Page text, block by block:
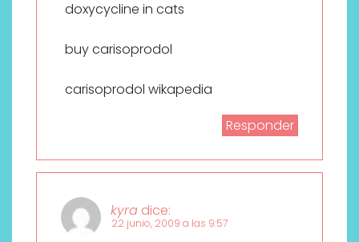
doxycycline in cats
buy carisoprodol
carisoprodol wikapedia
Responder
kyra dice:
22 junio, 2009 a las 9:57